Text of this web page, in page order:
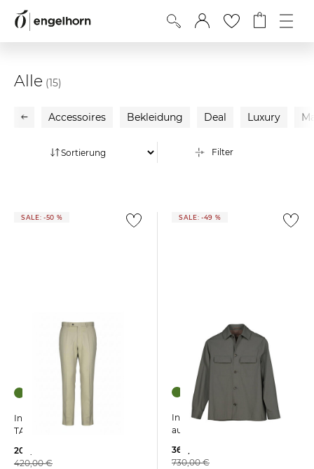
Alle (15)
Accessoires Bekleidung Deal Luxury
Filter
SALE: -50 %
Incotex | Herren Hose
TAPERED 1
209,99 €
420,00 €
SALE: -49 %
Incotex | Herren Overshirt
aus Baumwolle
369,99 €
730,00 €